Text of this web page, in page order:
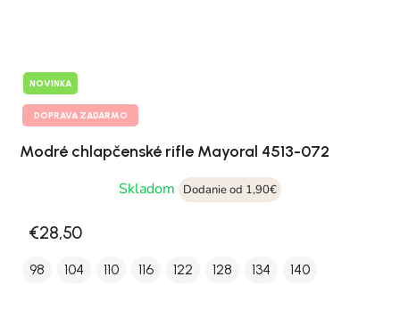
NOVINKA
DOPRAVA ZADARMO
Modré chlapčenské rifle Mayoral 4513-072
Skladom
Dodanie od 1,90€
€28,50
98 104 110 116 122 128 134 140